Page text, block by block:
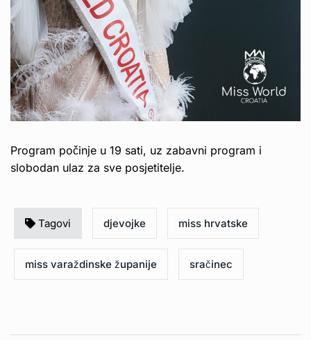
Program počinje u 19 sati, uz zabavni program i
slobodan ulaz za sve posjetitelje.
Tagovi djevojke miss hrvatske
miss varaždinske županije sračinec